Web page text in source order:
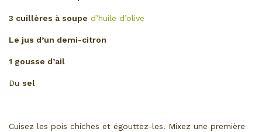
3 cuillères à soupe d’huile d’olive
Le jus d’un demi-citron
1 gousse d’ail
Du sel
Cuisez les pois chiches et égouttez-les. Mixez une première